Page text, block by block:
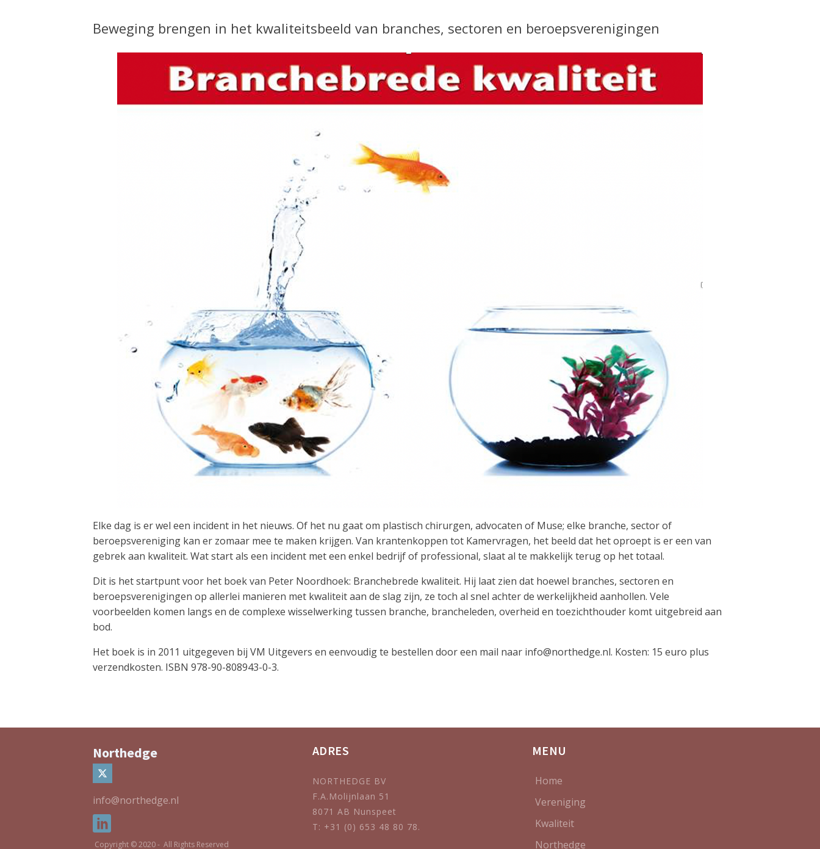
Beweging brengen in het kwaliteitsbeeld van branches, sectoren en beroepsverenigingen
Elke dag is er wel een incident in het nieuws. Of het nu gaat om plastisch chirurgen, advocaten of Muse; elke branche, sector of
beroepsvereniging kan er zomaar mee te maken krijgen. Van krantenkoppen tot Kamervragen, het beeld dat het oproept is er een van
gebrek aan kwaliteit. Wat start als een incident met een enkel bedrijf of professional, slaat al te makkelijk terug op het totaal.
Dit is het startpunt voor het boek van Peter Noordhoek: Branchebrede kwaliteit. Hij laat zien dat hoewel branches, sectoren en
beroepsverenigingen op allerlei manieren met kwaliteit aan de slag zijn, ze toch al snel achter de werkelijkheid aanhollen. Vele
voorbeelden komen langs en de complexe wisselwerking tussen branche, brancheleden, overheid en toezichthouder komt uitgebreid aan
bod.
Het boek is in 2011 uitgegeven bij VM Uitgevers en eenvoudig te bestellen door een mail naar info@northedge.nl. Kosten: 15 euro plus
verzendkosten. ISBN 978-90-808943-0-3.
Northedge
info@northedge.nl
Copyright © 2020 - All Rights Reserved
ADRES
NORTHEDGE BV
F.A.Molijnlaan 51
8071 AB Nunspeet
T: +31 (0) 653 48 80 78.
MENU
Home
Vereniging
Kwaliteit
Northedge